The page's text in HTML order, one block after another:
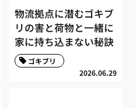
物流拠点に潜むゴキブ
リの害と荷物と一緒に
家に持ち込まない秘訣
2026.06.29
ゴキブリ